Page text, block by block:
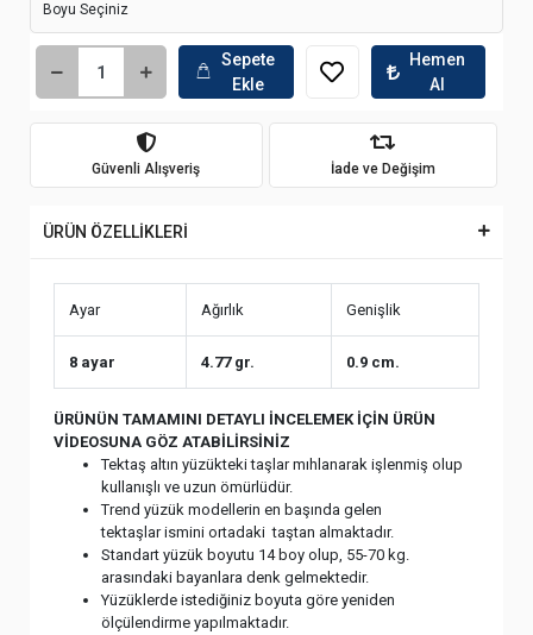
Boyu Seçiniz
Sepete
Ekle
Hemen
Al
Güvenli Alışveriş İade ve Değişim
ÜRÜN ÖZELLİKLERİ
Ayar Ağırlık Genişlik
8 ayar 4.77 gr. 0.9 cm.
ÜRÜNÜN TAMAMINI DETAYLI İNCELEMEK İÇİN ÜRÜN
VİDEOSUNA GÖZ ATABİLİRSİNİZ
Tektaş altın yüzükteki taşlar mıhlanarak işlenmiş olup
kullanışlı ve uzun ömürlüdür.
Trend yüzük modellerin en başında gelen
tektaşlar ismini ortadaki taştan almaktadır.
Standart yüzük boyutu 14 boy olup, 55-70 kg.
arasındaki bayanlara denk gelmektedir.
Yüzüklerde istediğiniz boyuta göre yeniden
ölçülendirme yapılmaktadır.